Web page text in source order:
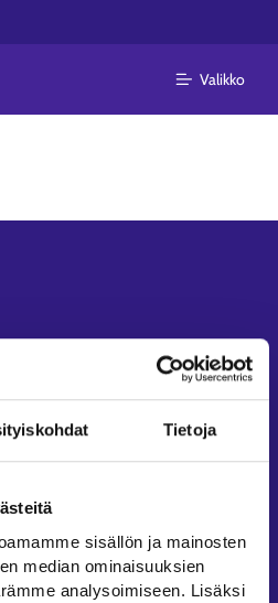
Tietoja
sisällön ja mainosten
median ominaisuuksien
analysoimiseen. Lisäksi
Valikko